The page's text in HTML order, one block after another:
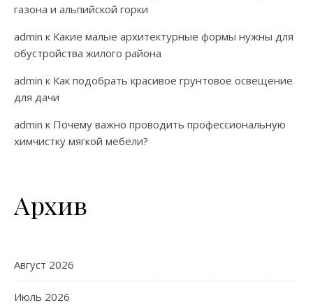
газона и альпийской горки
admin к Какие малые архитектурные формы нужны для
обустройства жилого района
admin к Как подобрать красивое грунтовое освещение
для дачи
admin к Почему важно проводить профессиональную
химчистку мягкой мебели?
Архив
Август 2026
Июль 2026